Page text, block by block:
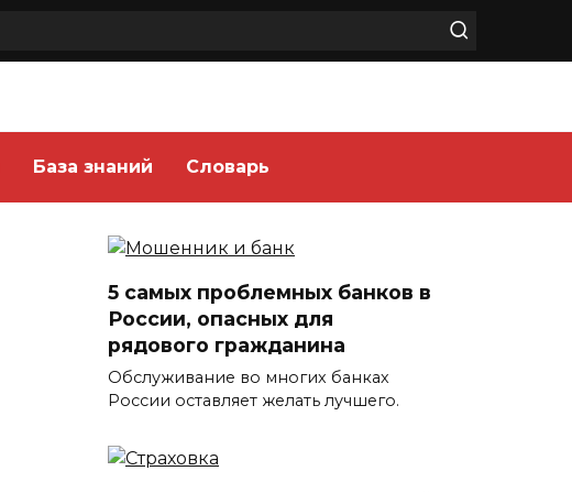
База знаний Словарь
5 самых проблемных банков в
России, опасных для
рядового гражданина
Обслуживание во многих банках
России оставляет желать лучшего.